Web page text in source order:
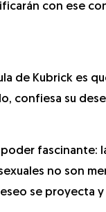
con ese
de Kubrick es
confiesa su
no son
se proyecta